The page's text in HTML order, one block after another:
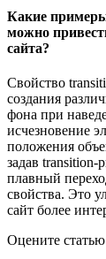
Какие
можно
сайта?
Свойство
создания
фона при
исчезновение
положения
задав transition-
плавный
свойства. Это
сайт более
Оцените статью